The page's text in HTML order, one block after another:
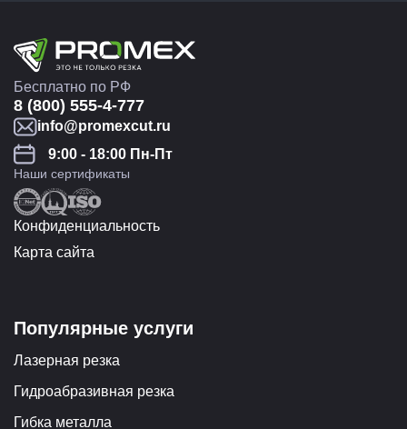
Бесплатно по РФ
8 (800) 555-4-777
info@promexcut.ru
9:00 - 18:00 Пн-Пт
Наши сертификаты
Конфиденциальность
Карта сайта
Популярные услуги
Лазерная резка
Гидроабразивная резка
Гибка металла